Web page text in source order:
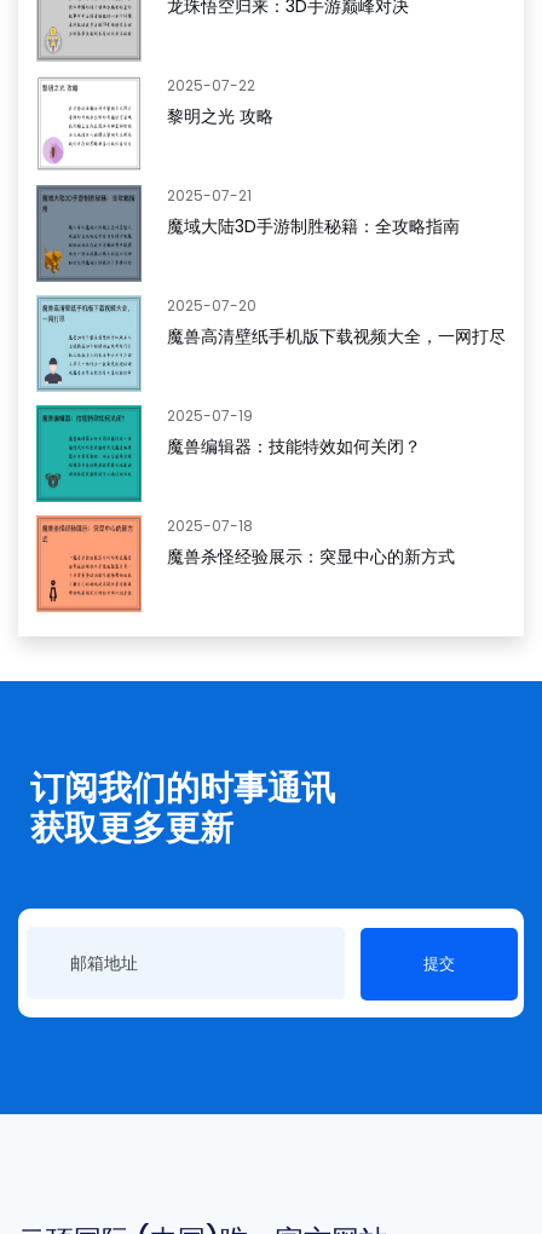
龙珠悟空归来：3D手游巅峰对决
2025-07-22
黎明之光 攻略
2025-07-21
魔域大陆3D手游制胜秘籍：全攻略指南
2025-07-20
魔兽高清壁纸手机版下载视频大全，一网打尽
2025-07-19
魔兽编辑器：技能特效如何关闭？
2025-07-18
魔兽杀怪经验展示：突显中心的新方式
订阅我们的时事通讯
获取更多更新
提交